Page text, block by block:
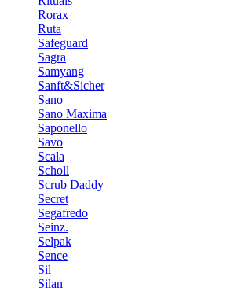
Rorax
Ruta
Safeguard
Sagra
Samyang
Sanft&Sicher
Sano
Sano Maxima
Saponello
Savo
Scala
Scholl
Scrub Daddy
Secret
Segafredo
Seinz.
Selpak
Sence
Sil
Silan